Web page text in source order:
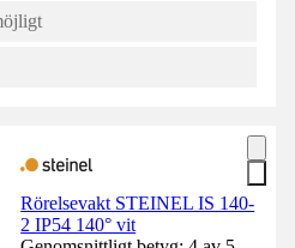
Rörelsevakt STEINEL IS 140-
2 IP54 140° vit